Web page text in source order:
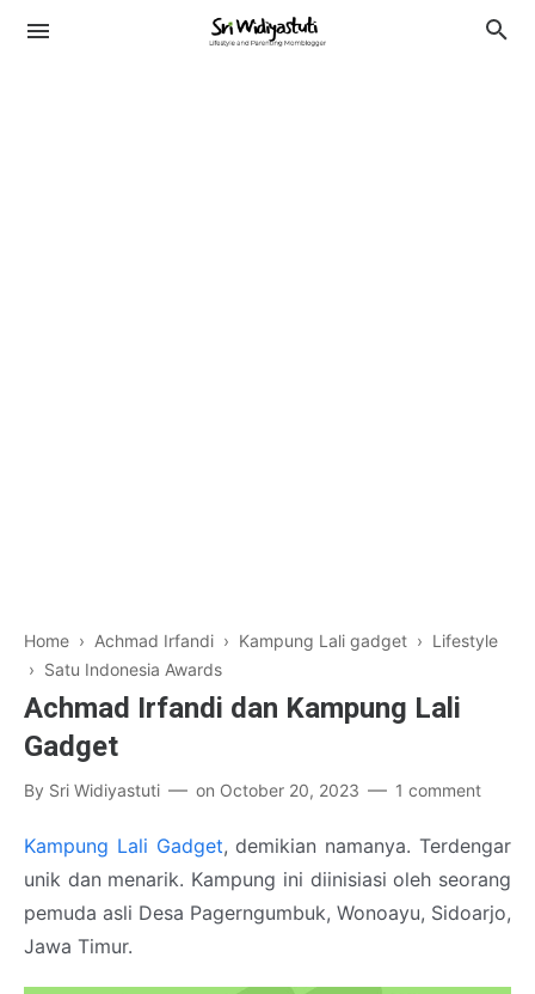
Home › Achmad Irfandi › Kampung Lali gadget › Lifestyle
› Satu Indonesia Awards
Achmad Irfandi dan Kampung Lali
Gadget
By Sri Widiyastuti on October 20, 2023 1 comment
Kampung Lali Gadget, demikian namanya. Terdengar
unik dan menarik. Kampung ini diinisiasi oleh seorang
pemuda asli Desa Pagerngumbuk, Wonoayu, Sidoarjo,
Jawa Timur.